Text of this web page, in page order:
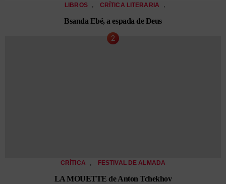
LIBROS , CRÍTICA LITERARIA ,
Bsanda Ebé, a espada de Deus
CRÍTICA FESTIVAL DE ALMADA
LA MOUETTE de Anton Tchekhov